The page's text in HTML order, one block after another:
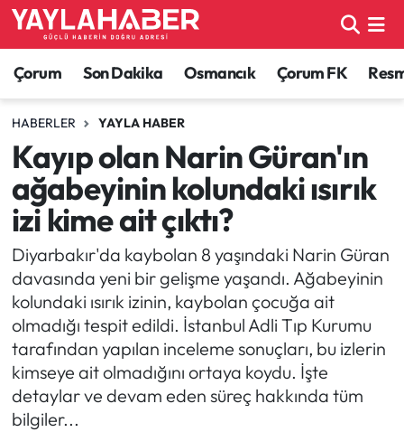
Çorum Son Dakika Osmancık Çorum FK
HABERLER YAYLA HABER
Kayıp olan Narin Güran'ın
ağabeyinin kolundaki ısırık
izi kime ait çıktı?
Diyarbakır'da kaybolan 8 yaşındaki Narin Güran
davasında yeni bir gelişme yaşandı. Ağabeyinin
kolundaki ısırık izinin, kaybolan çocuğa ait
olmadığı tespit edildi. İstanbul Adli Tıp Kurumu
tarafından yapılan inceleme sonuçları, bu izlerin
kimseye ait olmadığını ortaya koydu. İşte
detaylar ve devam eden süreç hakkında tüm
bilgiler...
Alaca Haberleri
Bayat Haberleri
Bilgi - Keşfet Haberleri
Bilim ve Teknoloji
Boğazkale Haberleri
Çorum Haberleri
Çorum Son Dakika Haberleri
Dodurga Haberleri
Çorum Nöbetçi Eczaneler
Çorum Hava Durumu
Çorum Namaz Vakitleri
Çorum Trafik Yoğunluk Haritası
TFF 1.Lig Puan Durumu ve Fikstür
Tüm Manşetler
Son Dakika Haberleri
Haber Arşivi